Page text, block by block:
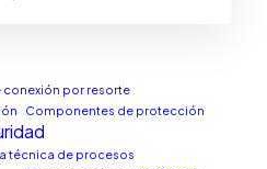
conexión por resorte
Componentes de protección
técnica de procesos